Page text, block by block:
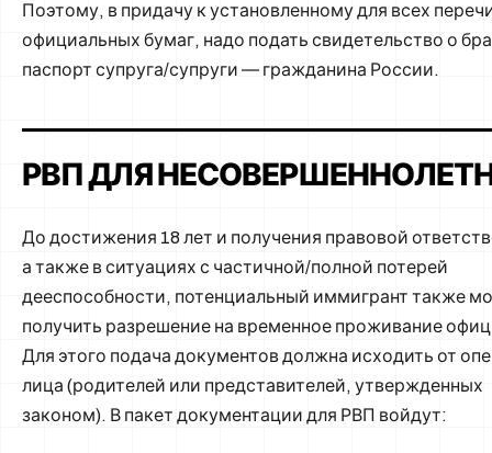
Поэтому, в придачу к установленному для всех
официальных бумаг, надо подать свидетельство о
паспорт супруга/супруги ― гражданина России.
РВП ДЛЯ
До достижения 18 лет и получения правовой
а также в ситуациях с частичной/полной потерей
дееспособности, потенциальный иммигрант также
получить разрешение на временное проживание
Для этого подача документов должна исходить от
лица (родителей или представителей, утвержденных
законом). В пакет документации для РВП войдут: